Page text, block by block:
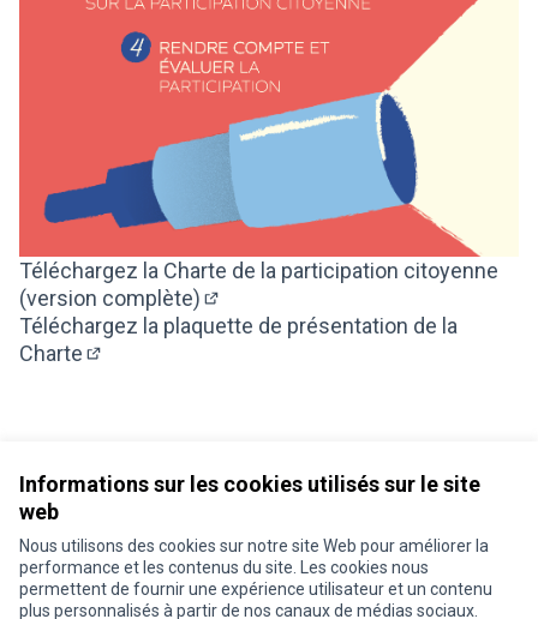
Informations sur les cookies utilisés sur le site
web
Nous utilisons des cookies sur notre site Web pour améliorer la
performance et les contenus du site. Les cookies nous
permettent de fournir une expérience utilisateur et un contenu
plus personnalisés à partir de nos canaux de médias sociaux.
Téléchargez la Charte de la participation citoyenne
(version complète)
(S'ouvre dans un nouvel onglet)
Téléchargez la plaquette de présentation de la
Charte
Conditions d'utilisation
Paramètres des cookies
Je participe ! sur X
Je participe ! sur Facebook
Je participe ! sur Instagram